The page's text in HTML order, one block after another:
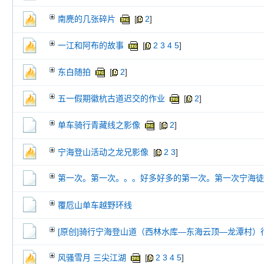
南麂的几张碎片 [ 2]
一江和阿布的故事 [ 2 3 4 5]
东白随拍 [ 2]
五一假期徽杭古道迟交的作业 [ 2]
单车骑行青藏线之影像 [ 2]
宁海登山活动之龙兄影像 [ 2 3]
第一次。第一次。。。好多好多的第一次。第一次宁海徒
覆卮山单车越野环线
[原创]骑行宁海登山道（西林水库—东海云顶—龙潭村）
风骚雪月 三尖江湖 [ 2 3 4 5]